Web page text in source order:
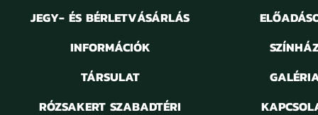
JEGY- ÉS BÉRLETVÁSÁRLÁS
INFORMÁCIÓK
TÁRSULAT
RÓZSAKERT SZABADTÉRI